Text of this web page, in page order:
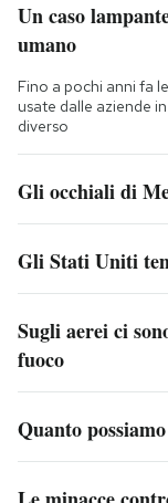
Un caso
umano
Fino a pochi anni fa
usate dalle aziende
diverso
Gli occhiali di
Gli Stati Uniti
Sugli aerei ci
fuoco
Quanto